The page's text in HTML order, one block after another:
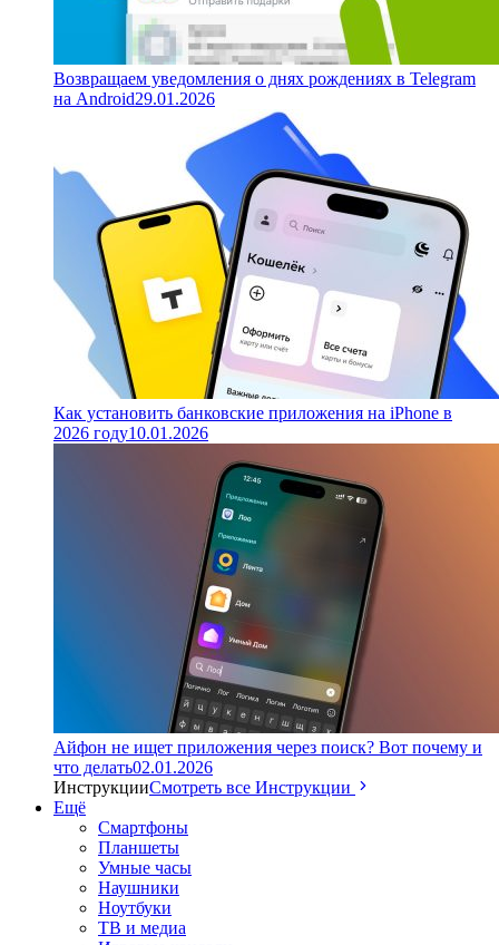
Возвращаем уведомления о днях рождениях в Telegram
на Android29.01.2026
Как установить банковские приложения на iPhone в
2026 году10.01.2026
Айфон не ищет приложения через поиск? Вот почему и
что делать02.01.2026
ИнструкцииСмотреть все Инструкции
Ещё
Смартфоны
Планшеты
Умные часы
Наушники
Ноутбуки
ТВ и медиа